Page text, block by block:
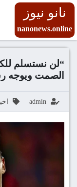
نانو نيوز
nanonews.online
“لن نستسلم
الصمت ويوجه
admin